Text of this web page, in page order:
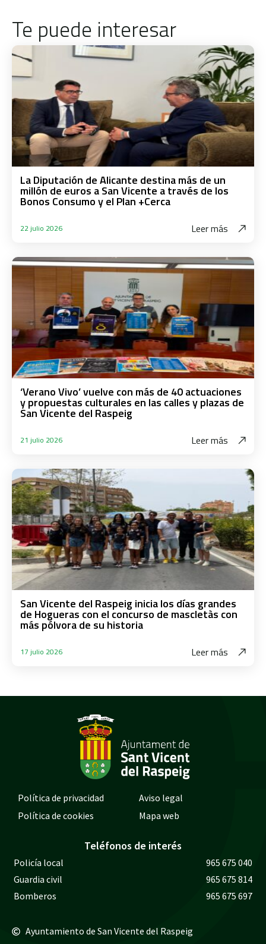
Te puede interesar
La Diputación de Alicante destina más de un
millón de euros a San Vicente a través de los
Bonos Consumo y el Plan +Cerca
22 julio 2026 Leer más
‘Verano Vivo’ vuelve con más de 40 actuaciones
y propuestas culturales en las calles y plazas de
San Vicente del Raspeig
21 julio 2026 Leer más
San Vicente del Raspeig inicia los días grandes
de Hogueras con el concurso de mascletàs con
más pólvora de su historia
17 julio 2026 Leer más
Política de privacidad
Aviso legal
Política de cookies
Mapa web
Teléfonos de interés
Policía local
965 675 040
Guardia civil
965 675 814
Bomberos
965 675 697
Ayuntamiento de San Vicente del Raspeig